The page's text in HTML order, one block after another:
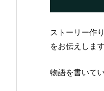
ストーリー作
をお伝えします
物語を書いて